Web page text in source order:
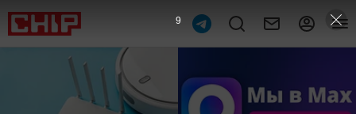
8